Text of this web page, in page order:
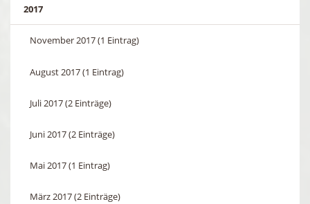
2017
November 2017 (1 Eintrag)
August 2017 (1 Eintrag)
Juli 2017 (2 Einträge)
Juni 2017 (2 Einträge)
Mai 2017 (1 Eintrag)
März 2017 (2 Einträge)